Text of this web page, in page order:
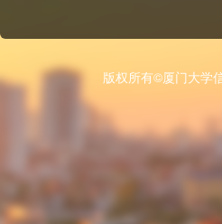
版权所有©厦门大学